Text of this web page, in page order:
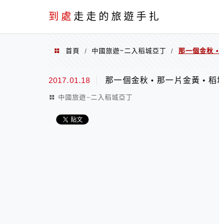
到處 走走的旅遊手扎
首頁 / 中國旅遊~二入稻城亞丁 / 那一個金秋
2017.01.18 那一個金秋 • 那一片金黃 •
中國旅遊~二入稻城亞丁